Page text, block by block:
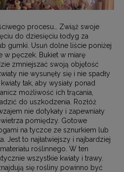
procesu… Zwiąż swoje
do dziesięciu łodyg za
gumki. Usuń dolne liście poniżej
w pęczek. Bukiet w miarę
zmniejszać swoją objętość
nie wysunęły się i nie spadły
tak, aby wysiały ponad
możliwość ich trącania,
do uszkodzenia. Rozłóż
nie dotykały i zapewniały
pomiędzy. Gotowe
na tyczce ze sznurkiem lub
Jest to najłatwiejszy i najbardziej
roślinnego. W ten
wszystkie kwiaty i trawy.
się rośliny powinno być